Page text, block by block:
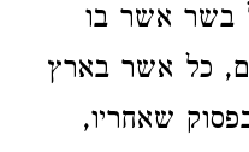
בשר אשר בו
כל אשר בארץ
שאחריו,